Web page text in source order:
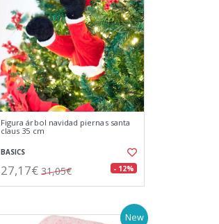
Figura árbol navidad piernas santa
claus 35 cm
BASICS
27,17€ 31,05€ - 12%
New